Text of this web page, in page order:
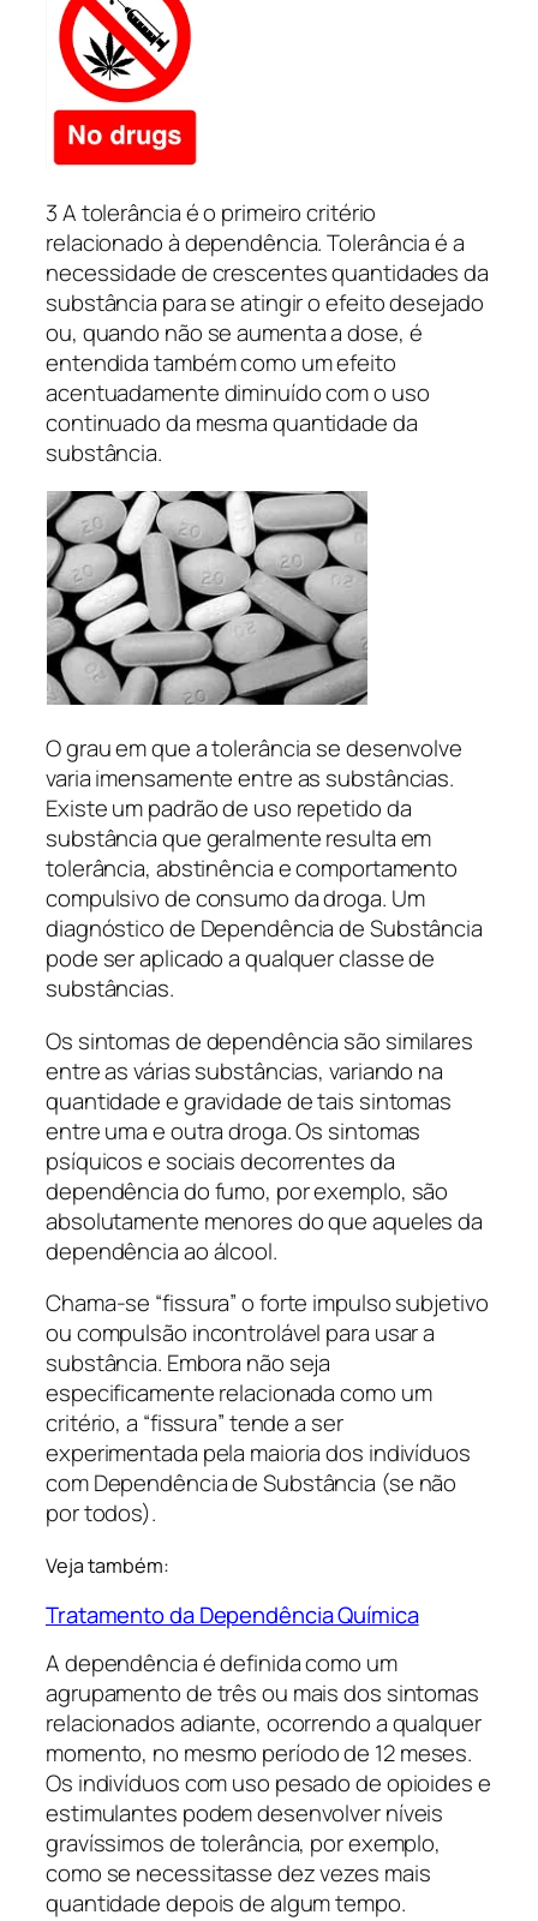
3 A tolerância é o primeiro critério
relacionado à dependência. Tolerância é a
necessidade de crescentes quantidades da
substância para se atingir o efeito desejado
ou, quando não se aumenta a dose, é
entendida também como um efeito
acentuadamente diminuído com o uso
continuado da mesma quantidade da
substância.
O grau em que a tolerância se desenvolve
varia imensamente entre as substâncias.
Existe um padrão de uso repetido da
substância que geralmente resulta em
tolerância, abstinência e comportamento
compulsivo de consumo da droga. Um
diagnóstico de Dependência de Substância
pode ser aplicado a qualquer classe de
substâncias.
Os sintomas de dependência são similares
entre as várias substâncias, variando na
quantidade e gravidade de tais sintomas
entre uma e outra droga. Os sintomas
psíquicos e sociais decorrentes da
dependência do fumo, por exemplo, são
absolutamente menores do que aqueles da
dependência ao álcool.
Chama-se “fissura” o forte impulso subjetivo
ou compulsão incontrolável para usar a
substância. Embora não seja
especificamente relacionada como um
critério, a “fissura” tende a ser
experimentada pela maioria dos indivíduos
com Dependência de Substância (se não
por todos).
Veja também:
Tratamento da Dependência Química
A dependência é definida como um
agrupamento de três ou mais dos sintomas
relacionados adiante, ocorrendo a qualquer
momento, no mesmo período de 12 meses.
Os indivíduos com uso pesado de opioides e
estimulantes podem desenvolver níveis
gravíssimos de tolerância, por exemplo,
como se necessitasse dez vezes mais
quantidade depois de algum tempo.